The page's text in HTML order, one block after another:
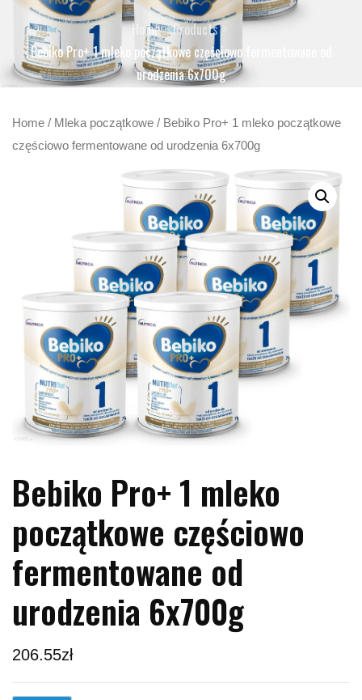
Home
Products
Bebiko Pro+ 1 mleko początkowe częściowo fermentowane od
urodzenia 6x700g
Home / Mleka początkowe / Bebiko Pro+ 1 mleko początkowe
częściowo fermentowane od urodzenia 6x700g
Bebiko Pro+ 1 mleko
początkowe częściowo
fermentowane od
urodzenia 6x700g
206.55zł